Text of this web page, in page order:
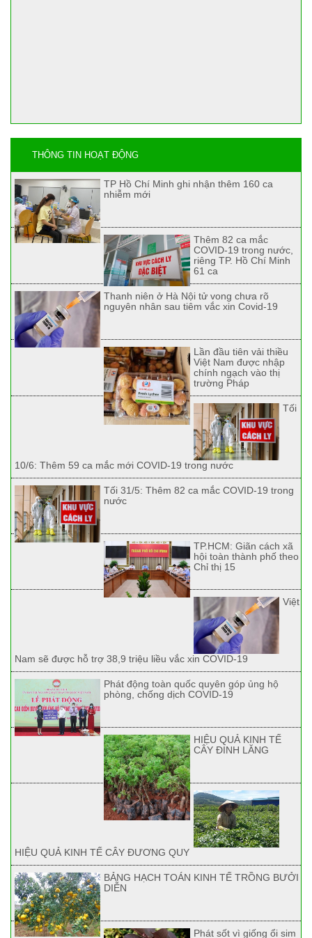
THÔNG TIN HOẠT ĐỘNG
TP Hồ Chí Minh ghi nhận thêm 160 ca
nhiễm mới
Thêm 82 ca mắc
COVID-19 trong nước,
riêng TP. Hồ Chí Minh
61 ca
Thanh niên ở Hà Nội tử vong chưa rõ
nguyên nhân sau tiêm vắc xin Covid-19
Lần đầu tiên vải thiều
Việt Nam được nhập
chính ngạch vào thị
trường Pháp
Tối
10/6: Thêm 59 ca mắc mới COVID-19 trong nước
Tối 31/5: Thêm 82 ca mắc COVID-19 trong
nước
TP.HCM: Giãn cách xã
hội toàn thành phố theo
Chỉ thị 15
Việt
Nam sẽ được hỗ trợ 38,9 triệu liều vắc xin COVID-19
Phát động toàn quốc quyên góp ủng hộ
phòng, chống dịch COVID-19
HIỆU QUẢ KINH TẾ
CÂY ĐINH LĂNG
HIỆU QUẢ KINH TẾ CÂY ĐƯƠNG QUY
BẢNG HẠCH TOÁN KINH TẾ TRỒNG BƯỞI
DIỄN
Phát sốt vì giống ổi sim